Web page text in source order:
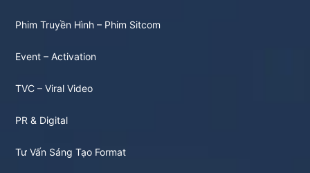
Phim Truyền Hình – Phim Sitcom
Event – Activation
TVC – Viral Video
PR & Digital
Tư Vấn Sáng Tạo Format